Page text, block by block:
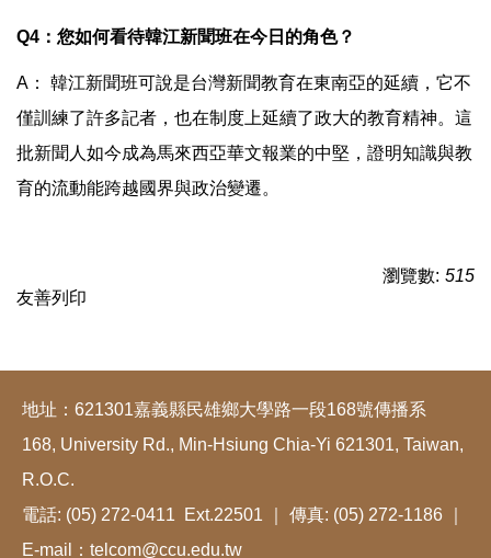
Q4：您如何看待韓江新聞班在今日的角色？
A： 韓江新聞班可說是台灣新聞教育在東南亞的延續，它不
僅訓練了許多記者，也在制度上延續了政大的教育精神。這
批新聞人如今成為馬來西亞華文報業的中堅，證明知識與教
育的流動能跨越國界與政治變遷。
瀏覽數: 515
友善列印
地址：621301嘉義縣民雄鄉大學路一段168號傳播系
168, University Rd., Min-Hsiung Chia-Yi 621301, Taiwan,
R.O.C.
電話: (05) 272-0411 Ext.22501 ｜ 傳真: (05) 272-1186 ｜
E-mail：telcom@ccu.edu.tw